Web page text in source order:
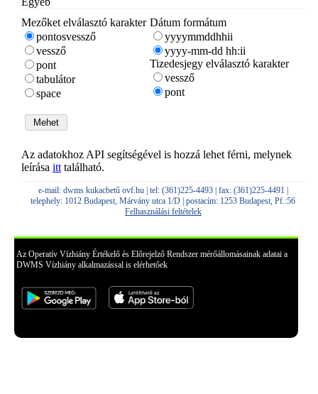
Mezőket elválasztó karakter
pontosvessző
vessző
pont
tabulátor
space
Dátum formátum
yyyymmddhhii
yyyy-mm-dd hh:ii
Tizedesjegy elválasztó karakter
vessző
pont
Az adatokhoz API segítségével is hozzá lehet férni, melynek
leírása itt található.
e-mail: dwms kukacbetű ovf.hu | tel: (361)225-4493 | fax: (361)225-4491 |
telephely: 1012 Budapest, Márvány utca 1/D | postacím: 1253 Budapest, Pf.:56
Felhasználási feltételek
Az Operatív Vízhiány Értékelő és Előrejelző Rendszer mérőállomásainak adatai a
DWMS Vízhiány alkalmazással is elérhetőek